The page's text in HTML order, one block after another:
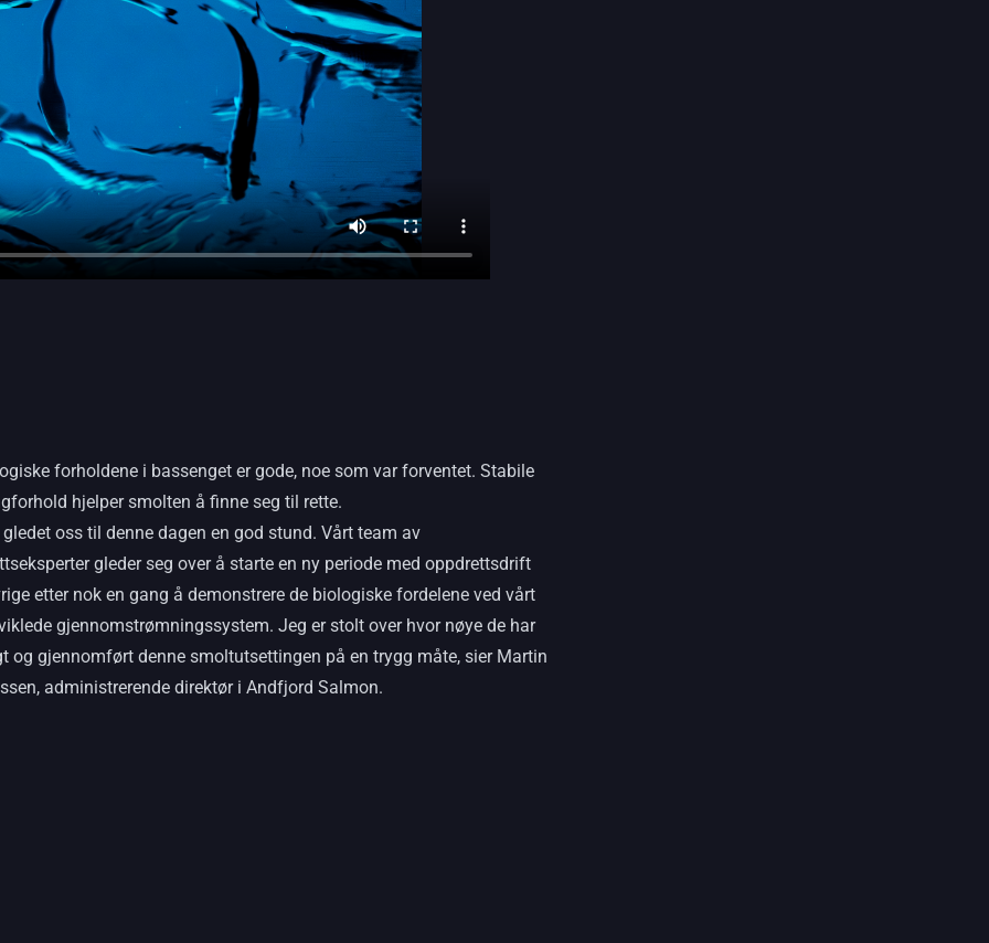
forholdene i bassenget er gode, noe som var forventet. Stabile
hjelper smolten å finne seg til rette.
gledet oss til denne dagen en god stund. Vårt team av
gleder seg over å starte en ny periode med oppdrettsdrift
etter nok en gang å demonstrere de biologiske fordelene ved vårt
gjennomstrømningssystem. Jeg er stolt over hvor nøye de har
og gjennomført denne smoltutsettingen på en trygg måte, sier Martin
administrerende direktør i Andfjord Salmon.